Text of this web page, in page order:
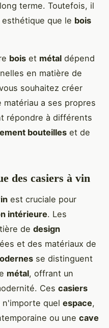
terme. Toutefois, il
que le bois
bois et métal dépend
en matière de
souhaitez créer
matériau a ses propres
répondre à différents
bouteilles et de
des casiers à vin
est cruciale pour
intérieure. Les
de design
et des matériaux de
se distinguent
métal, offrant un
Ces casiers
quel espace,
ou une cave